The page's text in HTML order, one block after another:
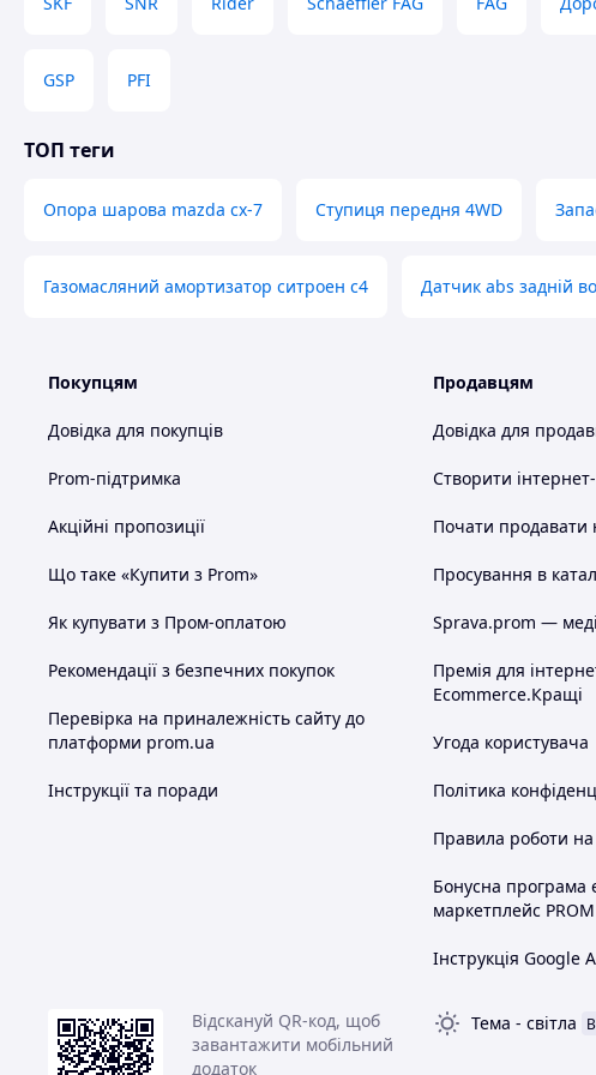
GSP PFI
ТОП теги
Опора шарова mazda cx-7 Ступиця передня 4WD
Газомасляний амортизатор ситроен с4 Датчик abs задній
Покупцям
Довідка для покупців
Prom-підтримка
Акційні пропозиції
Що таке «Купити з Prom»
Як купувати з Пром-оплатою
Рекомендації з безпечних покупок
Перевірка на приналежність сайту до
платформи prom.ua
Інструкції та поради
Продавцям
Довідка для
Створити
Почати продавати
Просування в
Sprava.prom —
Премія для
Ecommerce.Кращі
Угода користувача
Політика
Правила роботи на
Бонусна програма
маркетплейс PROM
Інструкція Google
Відскануй QR-код, щоб
завантажити мобільний
додаток
Тема - світла